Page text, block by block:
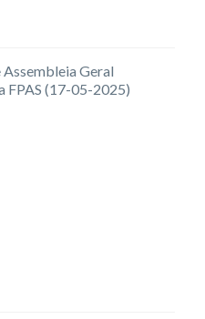
Geral
FPAS (17-05-2025)